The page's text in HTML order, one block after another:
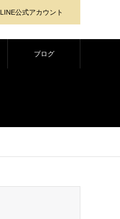
LINE公式アカウント
ブログ